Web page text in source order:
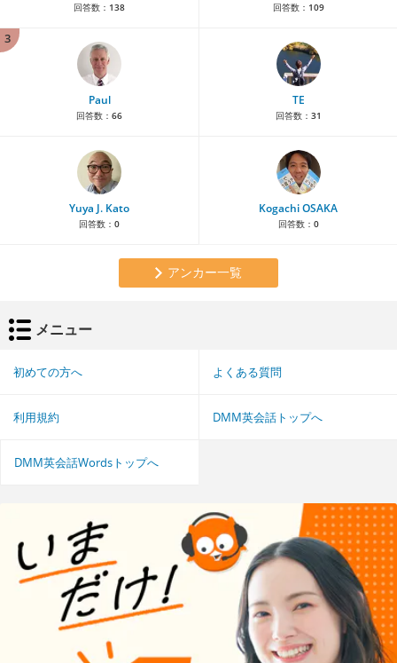
回答数： 138 回答数： 109
3
Paul
回答数： 66
TE
回答数： 31
Yuya J. Kato
回答数： 0
Kogachi OSAKA
回答数： 0
アンカー一覧
メニュー
初めての方へ よくある質問
利用規約 DMM英会話トップへ
DMM英会話Wordsトップへ